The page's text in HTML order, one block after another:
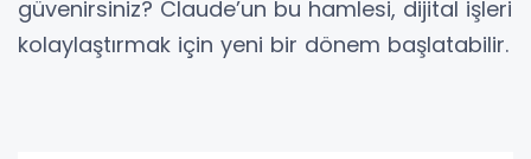
güvenirsiniz? Claude’un bu hamlesi, dijital işleri
kolaylaştırmak için yeni bir dönem başlatabilir.